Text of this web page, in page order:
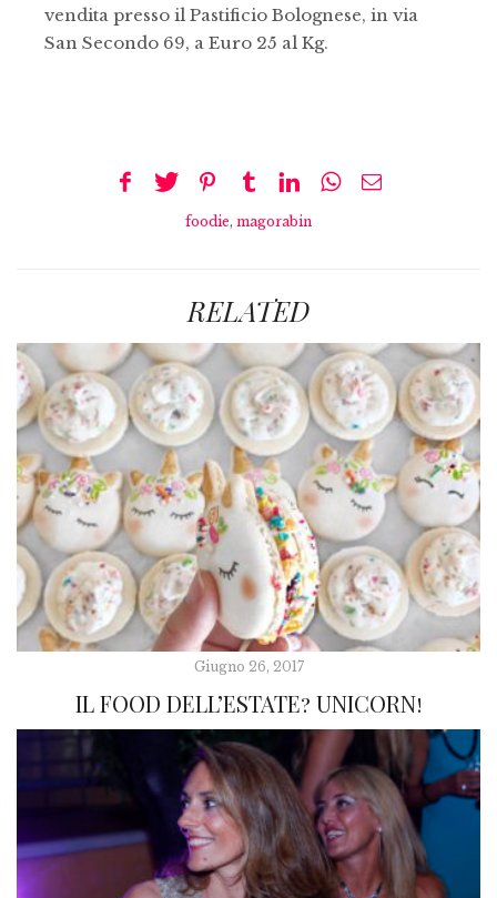
vendita presso il Pastificio Bolognese, in via
San Secondo 69, a Euro 25 al Kg.
foodie, magorabin
RELATED
Giugno 26, 2017
IL FOOD DELL’ESTATE? UNICORN!